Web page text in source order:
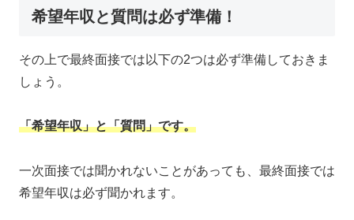
希望年収と質問は必ず準備！
その上で最終面接では以下の2つは必ず準備しておきま
しょう。
「希望年収」と「質問」です。
一次面接では聞かれないことがあっても、最終面接では
希望年収は必ず聞かれます。